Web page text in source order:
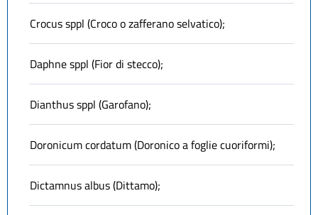
Crocus sppl (Croco o zafferano selvatico);
Daphne sppl (Fior di stecco);
Dianthus sppl (Garofano);
Doronicum cordatum (Doronico a foglie cuoriformi);
Dictamnus albus (Dittamo);